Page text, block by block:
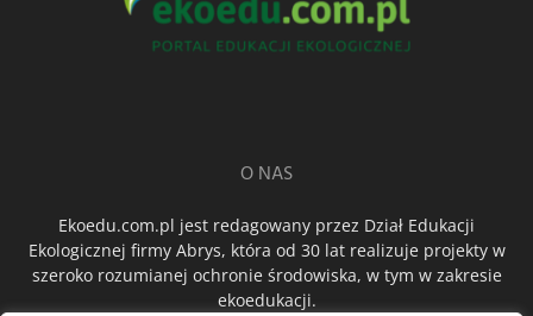
O NAS
Ekoedu.com.pl jest redagowany przez Dział Edukacji
Ekologicznej firmy Abrys, która od 30 lat realizuje projekty w
szeroko rozumianej ochronie środowiska, w tym w zakresie
ekoedukacji.